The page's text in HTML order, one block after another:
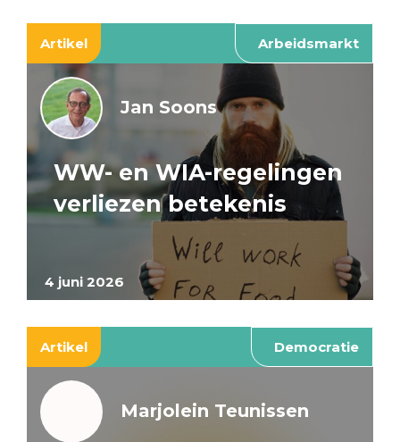
Artikel Arbeidsmarkt
4 juni 2026
Jan Soons
WW- en WIA-regelingen
verliezen betekenis
Artikel Democratie
Marjolein Teunissen